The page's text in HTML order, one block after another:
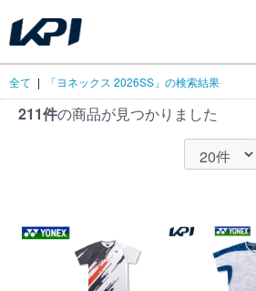
全て | 「ヨネックス 2026SS」の検索結果
211件の商品が見つかりました